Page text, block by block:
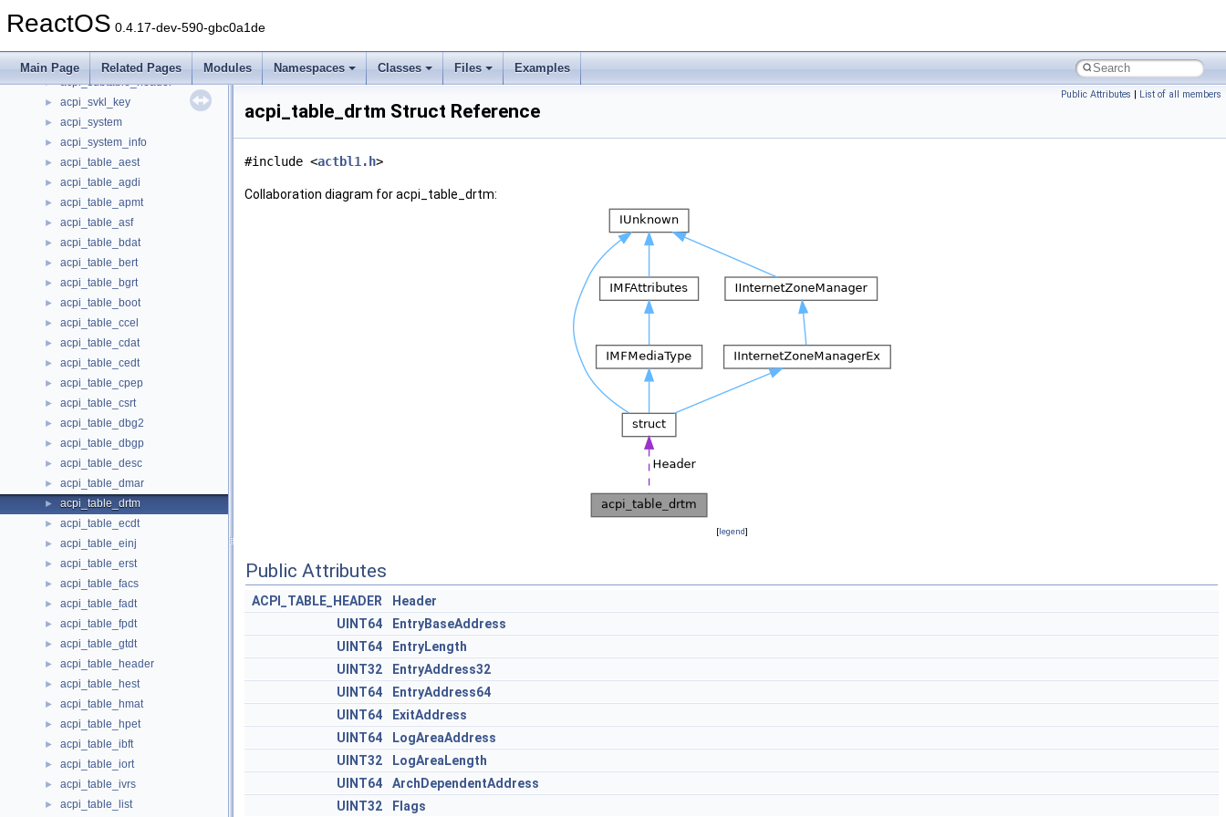
ReactOS 0.4.17-dev-590-gbc0a1de
Main Page Related Pages Modules Namespaces Classes Files Examples
► acpi_srat_mem_affinity
► acpi_statistics
► acpi_subtable_header
► acpi_svkl_key
► acpi_system
► acpi_system_info
► acpi_table_aest
► acpi_table_agdi
► acpi_table_apmt
► acpi_table_asf
► acpi_table_bdat
► acpi_table_bert
► acpi_table_bgrt
► acpi_table_boot
► acpi_table_ccel
► acpi_table_cdat
► acpi_table_cedt
► acpi_table_cpep
► acpi_table_csrt
► acpi_table_dbg2
► acpi_table_dbgp
► acpi_table_desc
► acpi_table_dmar
► acpi_table_drtm
► acpi_table_ecdt
► acpi_table_einj
► acpi_table_erst
► acpi_table_facs
► acpi_table_fadt
► acpi_table_fpdt
► acpi_table_gtdt
► acpi_table_header
► acpi_table_hest
► acpi_table_hmat
► acpi_table_hpet
► acpi_table_ibft
► acpi_table_iort
► acpi_table_ivrs
► acpi_table_list
Public Attributes | List of all members
acpi_table_drtm Struct Reference
#include <actbl1.h>
Collaboration diagram for acpi_table_drtm:
[legend]
Public Attributes
ACPI_TABLE_HEADER
Header
UINT64
EntryBaseAddress
UINT64
EntryLength
UINT32
EntryAddress32
UINT64
EntryAddress64
UINT64
ExitAddress
UINT64
LogAreaAddress
UINT32
LogAreaLength
UINT64
ArchDependentAddress
UINT32
Flags